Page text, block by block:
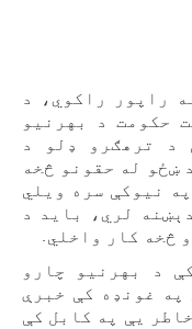
راپور راکوي، د
حکومت د بهرنيو
د ترهګرو ډلو د
ښځو له حقونو څخه
نيوکې سره ویلي
لري، بايد د
څخه کار واخلي.
د بهرنیو چارو
په غونډه کې خبرې
یې په کابل کې